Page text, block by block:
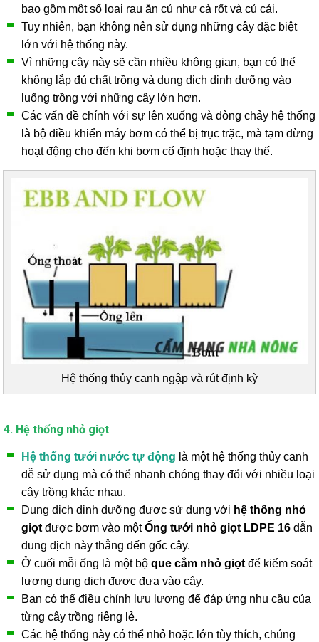
bao gồm một số loại rau ăn củ như cà rốt và củ cải.
Tuy nhiên, bạn không nên sử dụng những cây đặc biệt
lớn với hệ thống này.
Vì những cây này sẽ cần nhiều không gian, bạn có thể
không lắp đủ chất trồng và dung dịch dinh dưỡng vào
luống trồng với những cây lớn hơn.
Các vấn đề chính với sự lên xuống và dòng chảy hệ thống
là bộ điều khiển máy bơm có thể bị trục trặc, mà tạm dừng
hoạt động cho đến khi bơm cố định hoặc thay thế.
Hệ thống thủy canh ngập và rút định kỳ
4. Hệ thống nhỏ giọt
Hệ thống tưới nước tự động là một hệ thống thủy canh
dễ sử dụng mà có thể nhanh chóng thay đổi với nhiều loại
cây trồng khác nhau.
Dung dịch dinh dưỡng được sử dụng với hệ thống nhỏ
giọt được bơm vào mộtỐng tưới nhỏ giọt LDPE 16 dẫn
dung dịch này thẳng đến gốc cây.
Ở cuối mỗi ống là một bộ que cắm nhỏ giọt để kiểm soát
lượng dung dịch được đưa vào cây.
Bạn có thể điều chỉnh lưu lượng để đáp ứng nhu cầu của
từng cây trồng riêng lẻ.
Các hệ thống này có thể nhỏ hoặc lớn tùy thích, chúng